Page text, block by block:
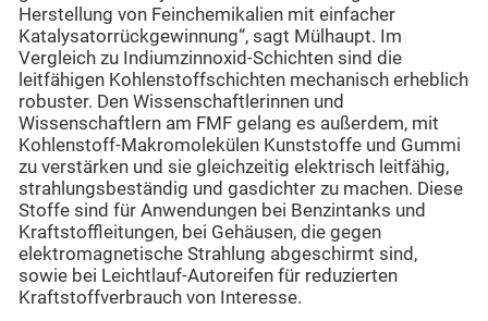
Herstellung von Feinchemikalien mit einfacher
Katalysatorrückgewinnung“, sagt Mülhaupt. Im
Vergleich zu Indiumzinnoxid-Schichten sind die
leitfähigen Kohlenstoffschichten mechanisch erheblich
robuster. Den Wissenschaftlerinnen und
Wissenschaftlern am FMF gelang es außerdem, mit
Kohlenstoff-Makromolekülen Kunststoffe und Gummi
zu verstärken und sie gleichzeitig elektrisch leitfähig,
strahlungsbeständig und gasdichter zu machen. Diese
Stoffe sind für Anwendungen bei Benzintanks und
Kraftstoffleitungen, bei Gehäusen, die gegen
elektromagnetische Strahlung abgeschirmt sind,
sowie bei Leichtlauf-Autoreifen für reduzierten
Kraftstoffverbrauch von Interesse.